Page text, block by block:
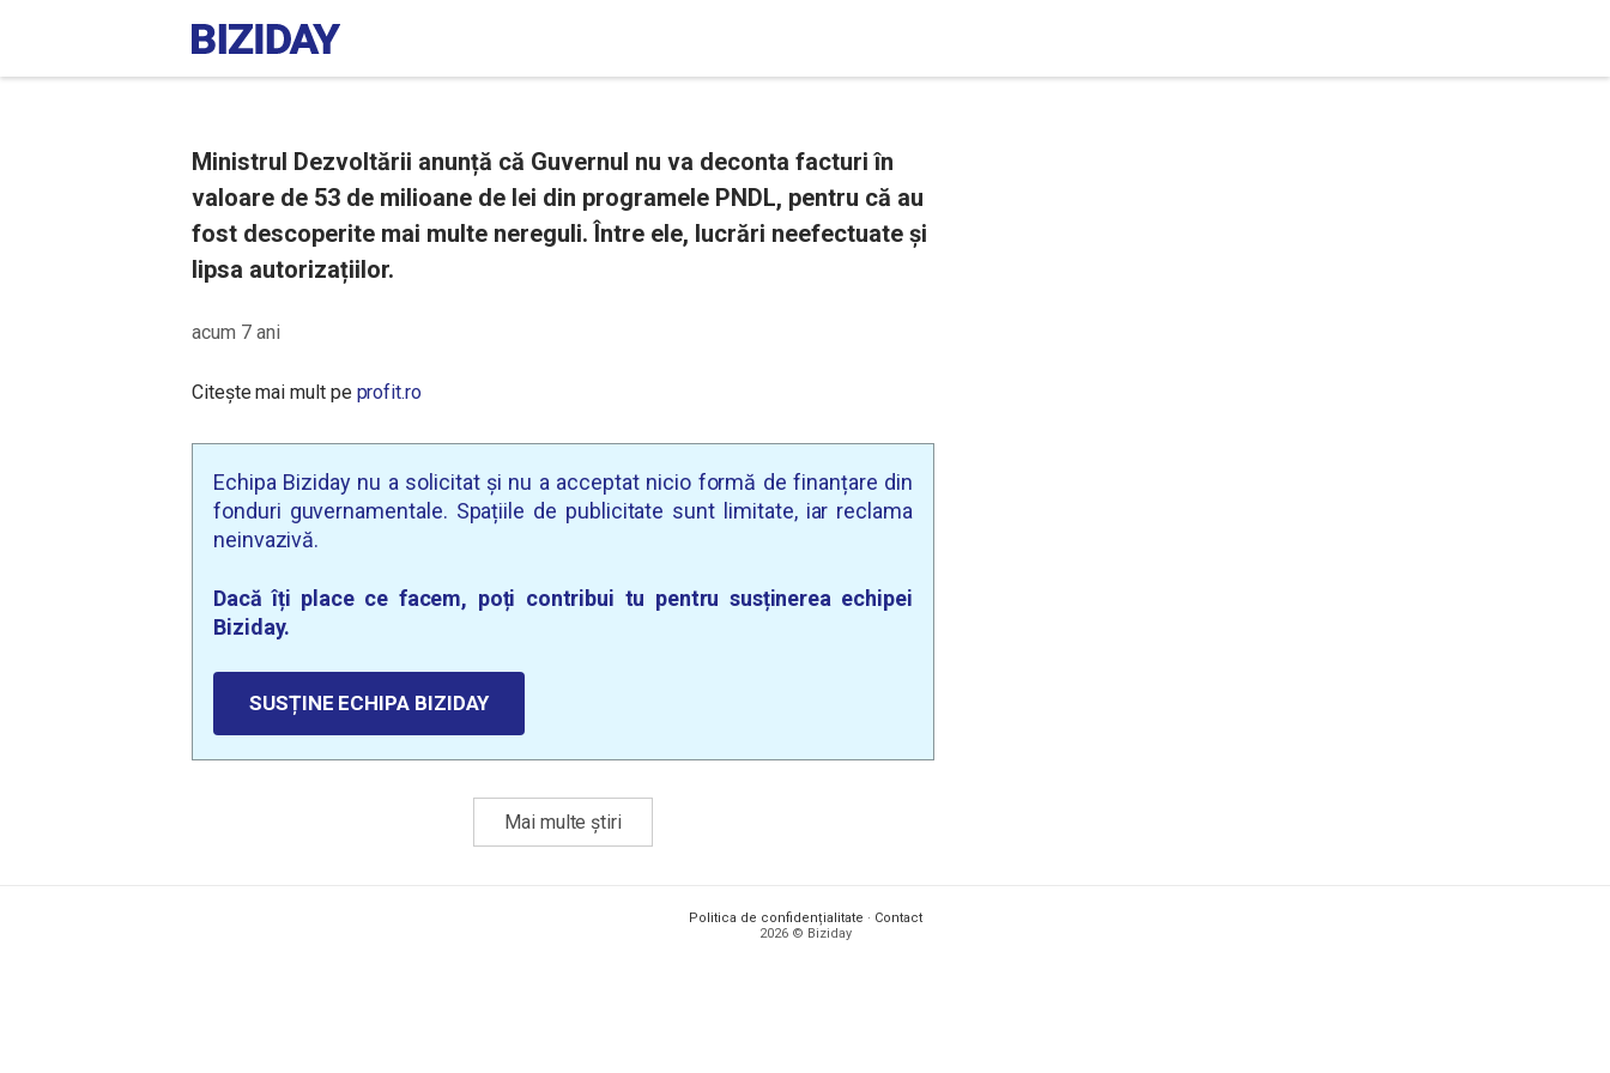
Ministrul Dezvoltării anunță că Guvernul nu va deconta facturi în
valoare de 53 de milioane de lei din programele PNDL, pentru că au
fost descoperite mai multe nereguli. Între ele, lucrări neefectuate și
lipsa autorizațiilor.
acum 7 ani
Citește mai mult pe profit.ro
Echipa Biziday nu a solicitat și nu a acceptat nicio formă de finanțare din
fonduri guvernamentale. Spațiile de publicitate sunt limitate, iar reclama
neinvazivă.
Dacă îți place ce facem, poți contribui tu pentru susținerea echipei
Biziday.
SUSȚINE ECHIPA BIZIDAY
Mai multe știri
Politica de confidențialitate · Contact
2026 © Biziday